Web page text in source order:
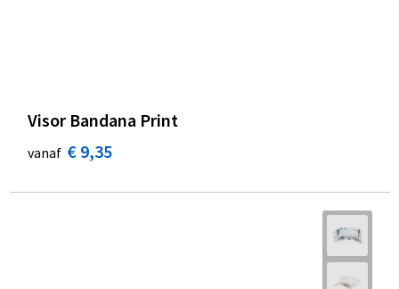
Visor Bandana Print
vanaf € 9,35